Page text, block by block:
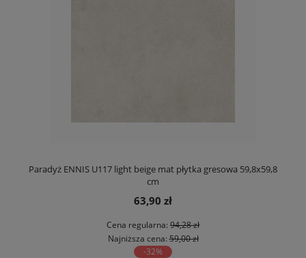
Paradyż ENNIS U117 light beige mat płytka gresowa 59,8x59,8
cm
63,90 zł
Cena regularna: 94,28 zł
Najniższa cena:59,00 zł
-32%